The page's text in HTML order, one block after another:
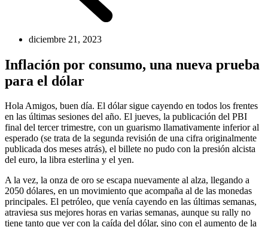
diciembre 21, 2023
Inflación por consumo, una nueva prueba
para el dólar
Hola Amigos, buen día. El dólar sigue cayendo en todos los frentes
en las últimas sesiones del año. El jueves, la publicación del PBI
final del tercer trimestre, con un guarismo llamativamente inferior al
esperado (se trata de la segunda revisión de una cifra originalmente
publicada dos meses atrás), el billete no pudo con la presión alcista
del euro, la libra esterlina y el yen.
A la vez, la onza de oro se escapa nuevamente al alza, llegando a
2050 dólares, en un movimiento que acompaña al de las monedas
principales. El petróleo, que venía cayendo en las últimas semanas,
atraviesa sus mejores horas en varias semanas, aunque su rally no
tiene tanto que ver con la caída del dólar, sino con el aumento de la